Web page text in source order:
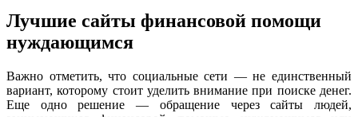
Лучшие сайты финансовой помощи
нуждающимся
Важно отметить, что социальные сети — не единственный
вариант, которому стоит уделить внимание при поиске денег.
Еще одно решение — обращение через сайты людей,